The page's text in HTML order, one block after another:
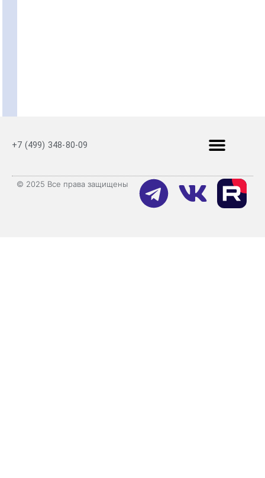
+7 (499) 348-80-09
© 2025 Все права защищены